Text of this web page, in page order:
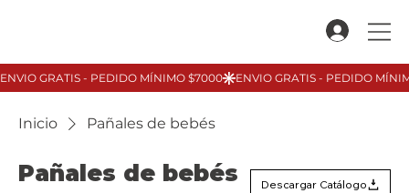
Inicio Pañales de bebés
Pañales de bebés Descargar Catálogo